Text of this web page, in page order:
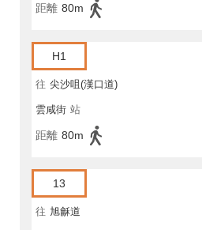
距離 80m
H1
往 尖沙咀(漢口道)
雲咸街 站
距離 80m
13
往 旭龢道